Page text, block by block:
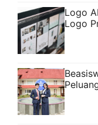
Logo
Logo